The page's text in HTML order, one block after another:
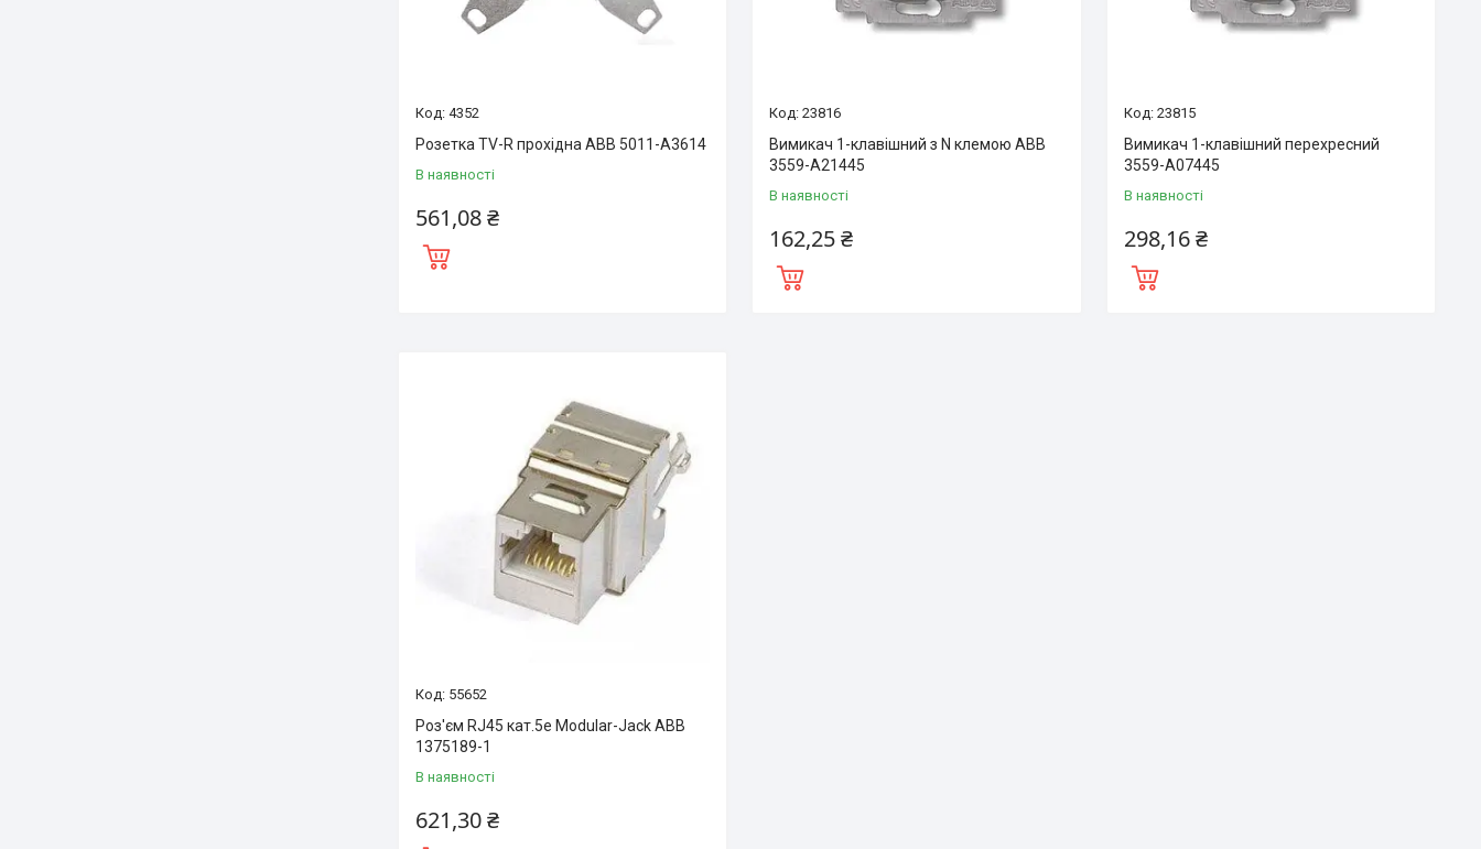
4352
Розетка TV-R прохідна ABB 5011-A3614
В наявності
561,08 ₴
23816
Вимикач 1-клавішний з N клемою ABB
3559-A21445
В наявності
162,25 ₴
23815
Вимикач 1-клавішний перехресний
3559-A07445
В наявності
298,16 ₴
55652
Роз'єм RJ45 кат.5е Modular-Jack ABB
1375189-1
В наявності
621,30 ₴